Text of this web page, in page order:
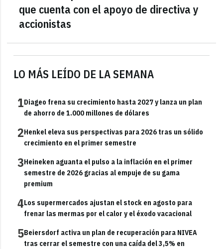
LO MÁS LEÍDO DE LA SEMANA
1Diageo frena su crecimiento hasta 2027 y lanza un plan
de ahorro de 1.000 millones de dólares
2Henkel eleva sus perspectivas para 2026 tras un sólido
crecimiento en el primer semestre
3Heineken aguanta el pulso a la inflación en el primer
semestre de 2026 gracias al empuje de su gama
premium
4Los supermercados ajustan el stock en agosto para
frenar las mermas por el calor y el éxodo vacacional
5Beiersdorf activa un plan de recuperación para NIVEA
tras cerrar el semestre con una caída del 3,5% en
que cuenta con el apoyo de directiva y
accionistas